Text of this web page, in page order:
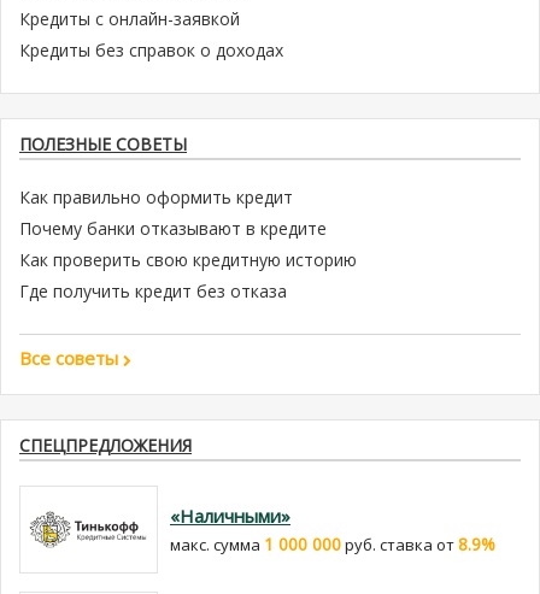
Кредиты с онлайн-заявкой
Кредиты без справок о доходах
ПОЛЕЗНЫЕ СОВЕТЫ
Как правильно оформить кредит
Почему банки отказывают в кредите
Как проверить свою кредитную историю
Где получить кредит без отказа
Все советы
СПЕЦПРЕДЛОЖЕНИЯ
«Наличными»
макс. сумма 1 000 000руб. cтавка от8.9%